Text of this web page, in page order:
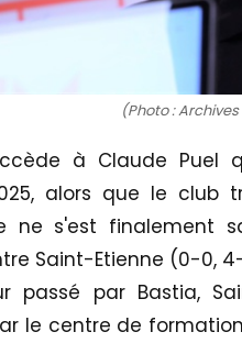
(Photo :
à Claude Puel
alors que le club
ne s'est finalement
Saint-Etienne (0-0,
passé par Bastia,
le centre de